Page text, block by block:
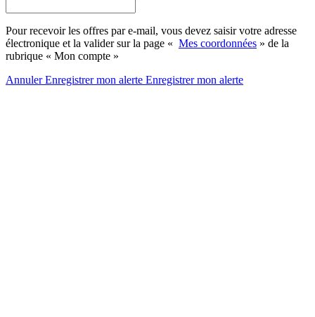
Pour recevoir les offres par e-mail, vous devez saisir votre adresse
électronique et la valider sur la page « Mes coordonnées » de la
rubrique « Mon compte »
AnnulerEnregistrer mon alerte Enregistrermon alerte